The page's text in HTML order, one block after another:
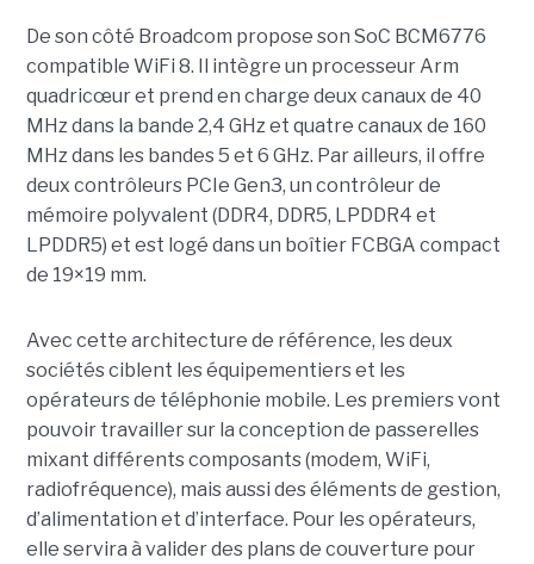
De son côté Broadcom propose son SoC BCM6776
compatible WiFi 8. Il intègre un processeur Arm
quadricœur et prend en charge deux canaux de 40
MHz dans la bande 2,4 GHz et quatre canaux de 160
MHz dans les bandes 5 et 6 GHz. Par ailleurs, il offre
deux contrôleurs PCIe Gen3, un contrôleur de
mémoire polyvalent (DDR4, DDR5, LPDDR4 et
LPDDR5) et est logé dans un boîtier FCBGA compact
de 19×19 mm.
Avec cette architecture de référence, les deux
sociétés ciblent les équipementiers et les
opérateurs de téléphonie mobile. Les premiers vont
pouvoir travailler sur la conception de passerelles
mixant différents composants (modem, WiFi,
radiofréquence), mais aussi des éléments de gestion,
d’alimentation et d’interface. Pour les opérateurs,
elle servira à valider des plans de couverture pour